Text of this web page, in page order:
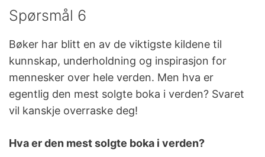
Spørsmål 6
Bøker har blitt en av de viktigste kildene til
kunnskap, underholdning og inspirasjon for
mennesker over hele verden. Men hva er
egentlig den mest solgte boka i verden? Svaret
vil kanskje overraske deg!
Hva er den mest solgte boka i verden?